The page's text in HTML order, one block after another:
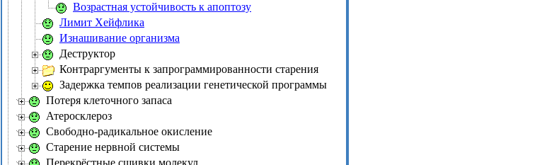
Возрастная устойчивость к апоптозу
Лимит Хейфлика
Изнашивание организма
Деструктор
Контраргументы к запрограммированности старения
Задержка темпов реализации генетической программы
Потеря клеточного запаса
Атеросклероз
Свободно-радикальное окисление
Старение нервной системы
Перекрёстные сшивки молекул